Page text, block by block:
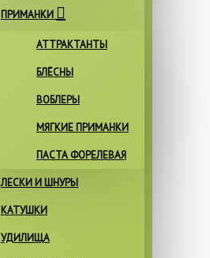
ПРИМАНКИ
АТТРАКТАНТЫ
БЛЁСНЫ
ВОБЛЕРЫ
МЯГКИЕ ПРИМАНКИ
ПАСТА ФОРЕЛЕВАЯ
ЛЕСКИ И ШНУРЫ
КАТУШКИ
УДИЛИЩА